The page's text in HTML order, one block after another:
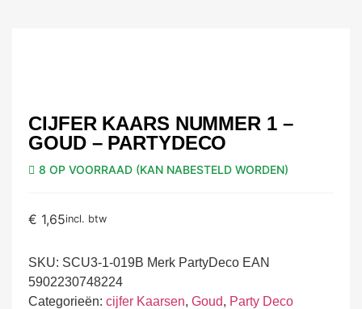
CIJFER KAARS NUMMER 1 –
GOUD – PARTYDECO
8 OP VOORRAAD (KAN NABESTELD WORDEN)
€ 1,65incl. btw
SKU: SCU3-1-019B Merk PartyDeco EAN
5902230748224
Categorieën: cijfer Kaarsen, Goud, Party Deco